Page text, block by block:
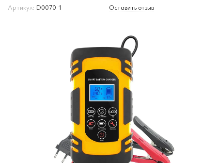
Артикул: D0070-1 Оставить отзыв